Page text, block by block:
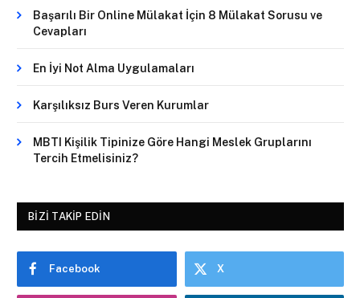
Başarılı Bir Online Mülakat İçin 8 Mülakat Sorusu ve
Cevapları
En İyi Not Alma Uygulamaları
Karşılıksız Burs Veren Kurumlar
MBTI Kişilik Tipinize Göre Hangi Meslek Gruplarını
Tercih Etmelisiniz?
BIZI TAKIP EDIN
Facebook X